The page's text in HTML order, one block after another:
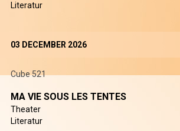
Literatur
03 DECEMBER 2026
Cube 521
MA VIE SOUS LES TENTES
Theater
Literatur